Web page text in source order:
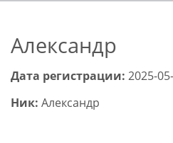
Александр
Дата регистрации: 2025-
Ник: Александр